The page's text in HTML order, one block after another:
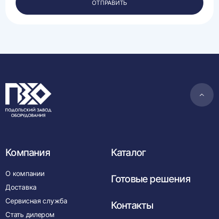
данных.
ОТПРАВИТЬ
в
Компания
О компании
Доставка
Сервисная служба
Стать дилером
Каталог
Готовые решения
Контакты